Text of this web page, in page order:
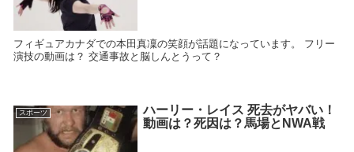
フィギュアカナダでの本田真凜の笑顔が話題になっています。 フリー
演技の動画は？ 交通事故と脳しんとうって？
スポーツ
ハーリー・レイス 死去がヤバい！
動画は？死因は？馬場とNWA戦